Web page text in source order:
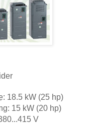
18.5 kW (25 hp)
15 kW (20 hp)
V